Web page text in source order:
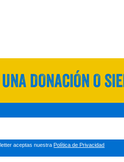
DONACIÓN O
aceptas nuestra Política de Privacidad